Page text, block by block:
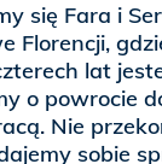
się Fara i
Florencji,
lat
o powrocie
Nie
sobie